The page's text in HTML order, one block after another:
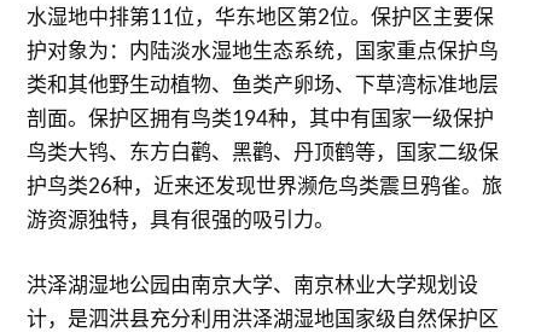
水湿地中排第11位，华东地区第2位。保护区主要保
护对象为：内陆淡水湿地生态系统，国家重点保护鸟
类和其他野生动植物、鱼类产卵场、下草湾标准地层
剖面。保护区拥有鸟类194种，其中有国家一级保护
鸟类大鸨、东方白鹳、黑鹳、丹顶鹤等，国家二级保
护鸟类26种，近来还发现世界濒危鸟类震旦鸦雀。旅
游资源独特，具有很强的吸引力。
洪泽湖湿地公园由南京大学、南京林业大学规划设
计，是泗洪县充分利用洪泽湖湿地国家级自然保护区